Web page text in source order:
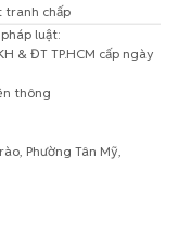
tranh chấp
luật:
& ĐT TP.HCM cấp ngày
thông
Phường Tân Mỹ,